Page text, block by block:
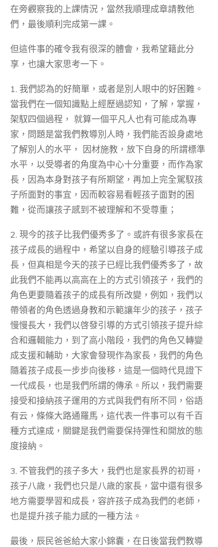
在旁觀察我的上課情況，當然我順理成章請教他
們，最後順利完成第一課。
但這件事的確令我有很深的體會，我希望籍此分
享，也讓大家思考一下。
1. 我們認為的好簡單，或者是別人眼中的好困難。
當我們在一個知識點上經歷過認知，了解，掌握，
架馭四個過程， 就算一個平凡人也有可能成為專
家，問題是當我們教導別人時，我們能否設身處地
了解別人的水平， 因材施教，放下自身的所謂標準
水平，以受導者的角度為中心十分重要，而作為家
長，因為本身對孩子有所期望，再加上完全駕馭孩
子所面對的事宜，因而較容易看輕孩子面對的困
難，從而讓孩子感到不被理解和不受尊重；
2. 現今的孩子比我們優秀多了。或許有很多家長在
孩子成長的過程中，希望以自身的經驗引導孩子成
長，但真相是今天的孩子已經比我們優秀多了，故
此我們不能再以高高在上的方式引領孩子，我們的
角色更要隨着孩子的成長有所改變，例如，我們以
帶領者的角色透過身教和示範讓年少的孩子，孩子
慢慢長大，我們以啓發引導的方式引領孩子提升綜
合和邏輯能力，到了高小階段，我們的角色又轉變
成支援和輔助，大家會發現作為家長，我們的角色
隨着孩子成長一步步向後移，這是一個時代見證下
一代成長，也是我們所謂的傳承。所以，我們需要
接受和接納孩子運用的方式與我們有所不同，俗語
有云，條條大路通羅馬，這代表一件事可以有千百
種方式達成，關鍵是我們需要保持彈性和開放的態
度接納。
3. 不管我們的孩子多大，我們也是家長界的初哥，
孩子八歲，我們也只是八歲的家長，當中還有很多
地方需要學習和成長，容許孩子成為我們的老師，
也是提升孩子能力感的一種方法。
最後，辰民爸爸給大家小錦囊，在日後當我們教導